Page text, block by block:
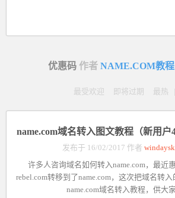
优惠码 作者 NAME.COM教程
最受欢迎 即将过期 最热
name.com域名转入图文教程（新用户
发布于 16/02/2017 作者
许多人咨询域名如何转入name.com，最近
rebel.com转移到了name.com，这次把域名转
name.com域名转入教程，供大家